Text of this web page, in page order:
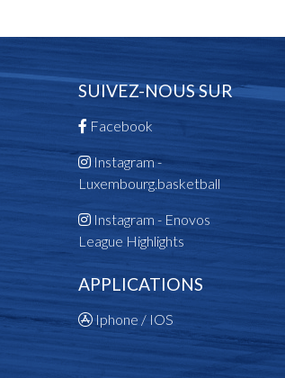
SUIVEZ-NOUS SUR
Facebook
Instagram -
Luxembourg.basketball
Instagram - Enovos
League Highlights
APPLICATIONS
Iphone / IOS